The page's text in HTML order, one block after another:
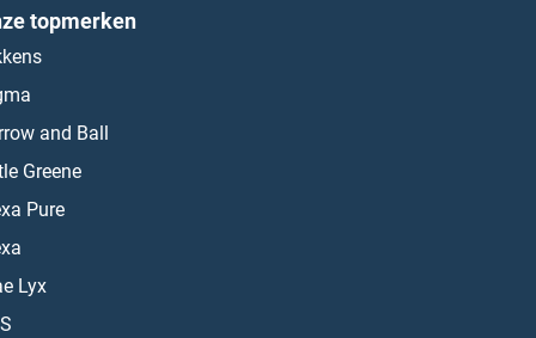
topmerken
and Ball
Greene
Pure
Lyx